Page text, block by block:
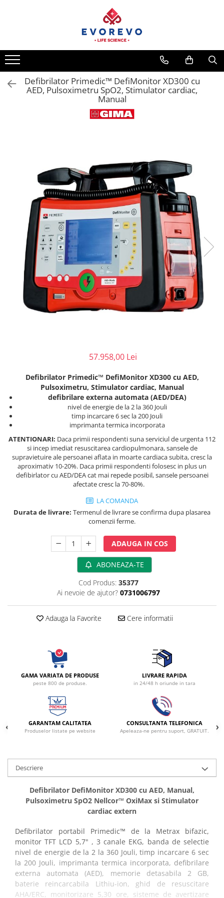
Medical
Nebulizatoare
Concentratoare oxigen
Capnometre
Lampi operatie
Negatoscoape
Holter EKG
Perfuzomate
Injectomate
CPAP si AUTOCPAP
Instrumentar
Instalatii gaze medicinale
Oxigenatoare
Carucioare butelii gaze
Conectori gaze medicinale
Componente statii gaze
Panouri control si alarmare
Console ATI si UPU
Dispozitive si sisteme de prindere /
fixare
Rampa gaze medicale pat pacient
Rampa iluminat alarmare
Accesorii vase
Console tavan sali operatie
Lavoare apa sterila
Capsule, filtre finale apa sterila
Prefiltre lavoare
Electrochirurgie
Cabluri conectare electrozi neutri
Electrozi neutri
Electrocautere
Radiocautere
Aspiratoare de fum
Criocautere
Consumabile medicale si Accesorii
Electrozi
Hartie
Accesorii pentru perfuzie
Geluri
Garouri
Ochelari de protectie
Gel ECO
Cabluri EKG (10 fire)
Electrozi ECG / EKG
Sonde TOCO
Defibrilator Primedic™ DefiMonitor XD300 cu
AED, Pulsoximetru SpO2, Stimulator cardiac,
Manual
57.958,00 Lei
Defibrilator Primedic™ DefiMonitor XD300 cu AED,
Pulsoximetru, Stimulator cardiac, Manual
defibrilare externa automata (AED/DEA)
nivel de energie de la 2 la 360 Jouli
timp incarcare 6 sec la 200 Jouli
imprimanta termica incorporata
ATENTIONARI: Daca primii respondenti suna serviciul de urgenta 112
si incep imediat resuscitarea cardiopulmonara, sansele de
supravietuire ale persoanei aflata in moarte cardiaca subita, cresc la
aproximativ 10-20%. Daca primii respondenti folosesc in plus un
defibirlator cu AED/DEA cat mai repede posibil, sansele persoanei
afectate cresc la 70-80%.
LA COMANDA
Durata de livrare: Termenul de livrare se confirma dupa plasarea
comenzii ferme.
ADAUGA IN COS
ABONEAZA-TE
Cod Produs: 35377
Ai nevoie de ajutor? 0731006797
Adauga la Favorite Cere informatii
GAMA VARIATA DE PRODUSE
peste 800 de produse.
LIVRARE RAPIDA
in 24/48 h oriunde in tara
GARANTAM CALITATEA
Produselor listate pe website
CONSULTANTA TELEFONICA
Apeleaza-ne pentru suport, GRATUIT.
Descriere
Defibrilator DefiMonitor XD300 cu AED, Manual,
Pulsoximetru SpO2 Nellcor™ OxiMax si Stimulator
cardiac extern
Defibrilator portabil Primedic™ de la Metrax bifazic,
monitor TFT LCD 5,7" , 3 canale EKG, banda de selectie
nivel de energie de la 2 la 360 Jouli, timp incarcare 6 sec
la 200 Jouli, imprimanta termica incorporata, defibrilare
externa automata (AED), memorie detasabila 2 GB,
baterie reincarcabila Lithiu-ion, ghid de resuscitare
AHA/ERC, monitorizare 5,30 ore, sisteme de avertizare